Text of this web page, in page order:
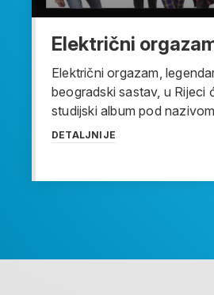
Električni
Električni orgazam,
beogradski sastav, u Rijeci
studijski album pod
DETALJNIJE